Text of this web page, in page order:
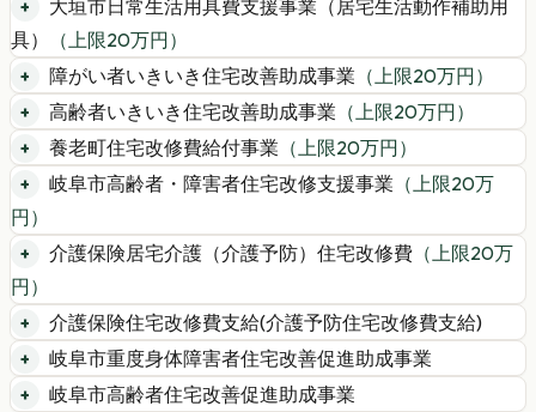
大垣市日常生活用具費支援事業（居宅生活動作補助用
具）
（上限20万円）
障がい者いきいき住宅改善助成事業 （上限20万円）
高齢者いきいき住宅改善助成事業 （上限20万円）
養老町住宅改修費給付事業 （上限20万円）
岐阜市高齢者・障害者住宅改修支援事業 （上限20万
円）
介護保険居宅介護（介護予防）住宅改修費 （上限20万
円）
介護保険住宅改修費支給(介護予防住宅改修費支給)
岐阜市重度身体障害者住宅改善促進助成事業
岐阜市高齢者住宅改善促進助成事業